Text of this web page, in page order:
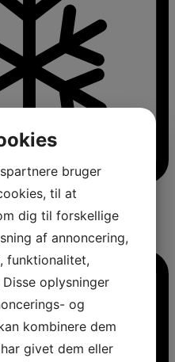
køle-/fryseskabe
fryseboks
bruger
til at
dig til forskellige
af annoncering,
funktionalitet,
oplysninger
og
kombinere dem
givet dem eller